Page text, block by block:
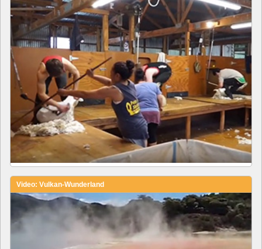
Video: Vulkan-Wunderland